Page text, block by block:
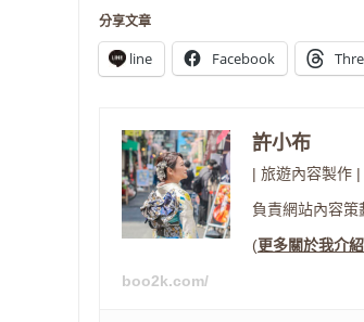
分享文章
line Facebook
許小布
| 旅遊內容製作 |
負責網站內容策
(更多關於我介紹
boo2k.com/